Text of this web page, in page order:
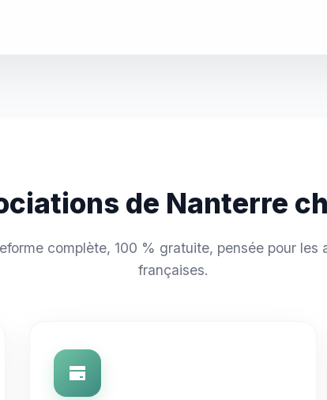
de Nanterre
complète, 100 % gratuite, pensée pour les
françaises.